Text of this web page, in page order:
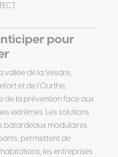
pour
vallée de la Vesdre,
et de l’Ourthe,
de la prévention face aux
extrêmes. Les solutions
batardeaux modulaires
permettent de
les entreprises